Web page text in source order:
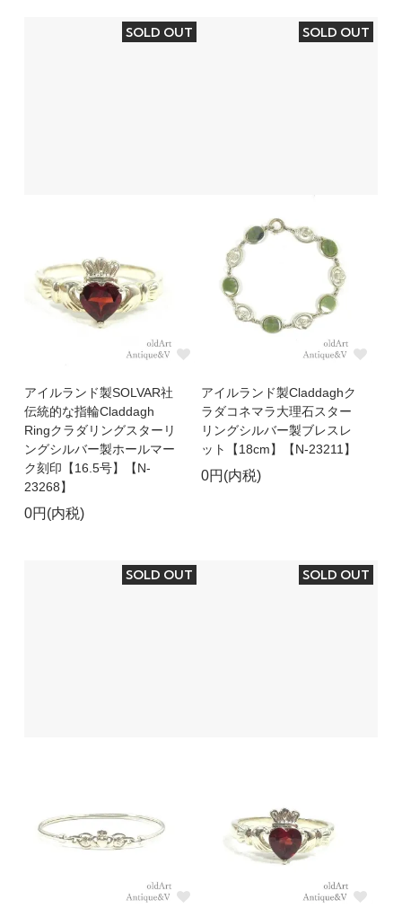
SOLD OUT
アイルランド製SOLVAR社
伝統的な指輪Claddagh
Ringクラダリングスターリ
ングシルバー製ホールマー
ク刻印【16.5号】【N-
23268】
0円(内税)
SOLD OUT
アイルランド製Claddaghク
ラダコネマラ大理石スター
リングシルバー製ブレスレ
ット【18cm】【N-23211】
0円(内税)
SOLD OUT SOLD OUT